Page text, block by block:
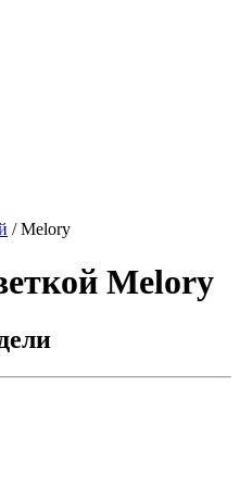
/Melory
Melory